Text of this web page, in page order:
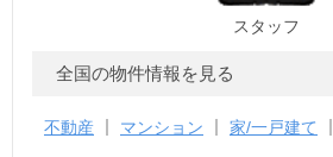
スタッフ
全国の物件情報を見る
不動産 マンション 家/一戸建て